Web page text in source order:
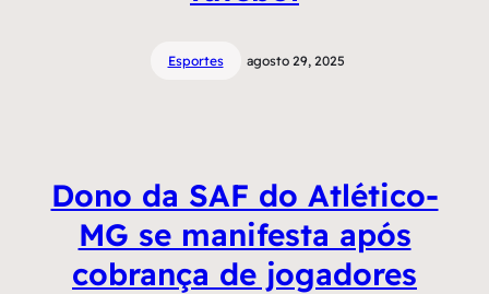
Esportes agosto 29, 2025
Dono da SAF do Atlético-
MG se manifesta após
cobrança de jogadores